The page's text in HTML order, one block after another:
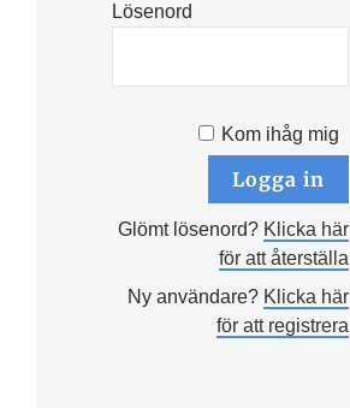
Lösenord
Kom ihåg mig
Glömt lösenord? Klicka här
för att återställa
Ny användare? Klicka här
för att registrera